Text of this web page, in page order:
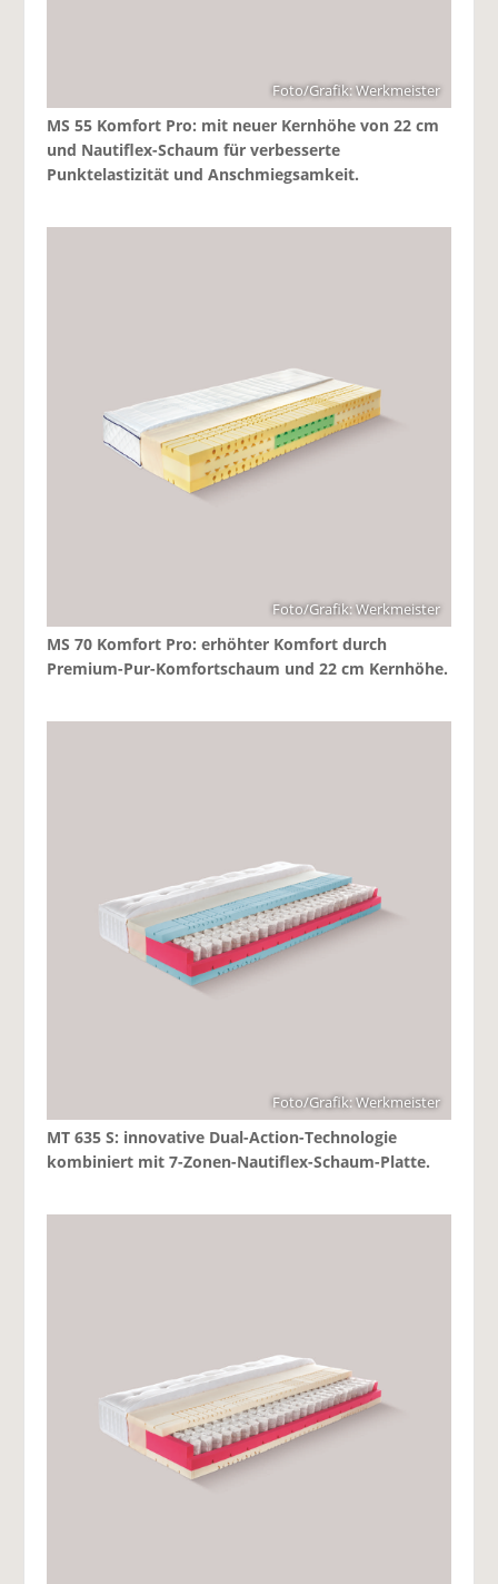
Foto/Grafik: Werkmeister
MS 55 Komfort Pro: mit neuer Kernhöhe von 22 cm
und Nautiflex-Schaum für verbesserte
Punktelastizität und Anschmiegsamkeit.
Foto/Grafik: Werkmeister
MS 70 Komfort Pro: erhöhter Komfort durch
Premium-Pur-Komfortschaum und 22 cm Kernhöhe.
Foto/Grafik: Werkmeister
MT 635 S: innovative Dual-Action-Technologie
kombiniert mit 7-Zonen-Nautiflex-Schaum-Platte.